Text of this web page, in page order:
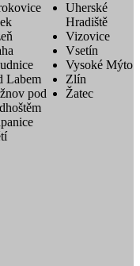
Labem
pod
Uherské
Hradiště
Vizovice
Vsetín
Vysoké Mýto
Zlín
Žatec